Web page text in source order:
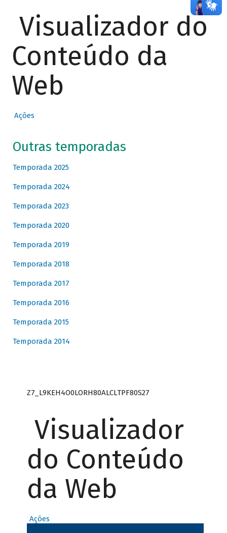
Visualizador do
Conteúdo da
Web
Ações
Outras temporadas
Temporada 2025
Temporada 2024
Temporada 2023
Temporada 2020
Temporada 2019
Temporada 2018
Temporada 2017
Temporada 2016
Temporada 2015
Temporada 2014
Z7_L9KEH4O0LORH80ALCLTPF80S27
Visualizador
do Conteúdo
da Web
Ações